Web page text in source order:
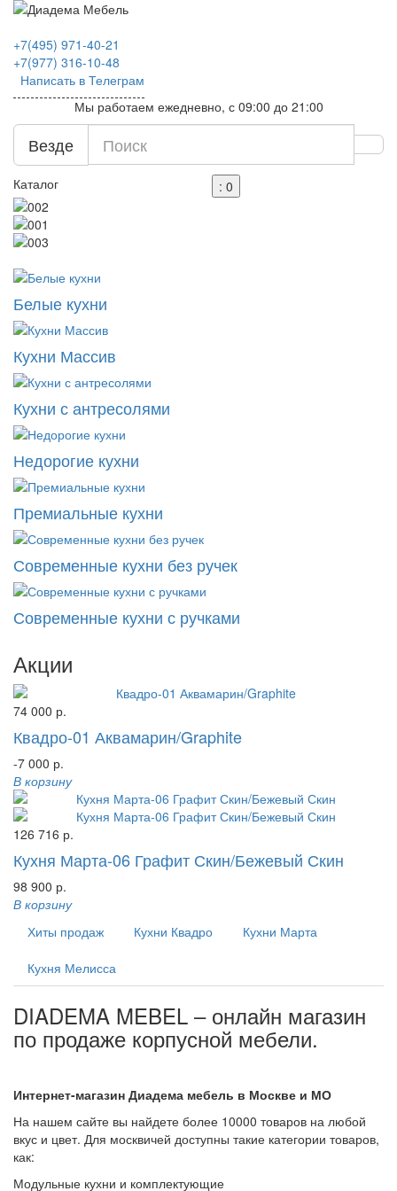
+7(495) 971-40-21
+7(977) 316-10-48
Написать в Телеграм
Мы работаем ежедневно, с 09:00 до 21:00
Везде
Каталог : 0
Белые кухни
Кухни Массив
Кухни с антресолями
Недорогие кухни
Премиальные кухни
Современные кухни без ручек
Современные кухни с ручками
Акции
74 000 р.
Квадро-01 Аквамарин/Graphite
-7 000 р.
В корзину
126 716 р.
Кухня Марта-06 Графит Скин/Бежевый Скин
98 900 р.
В корзину
Хиты продаж
Кухни Квадро Кухни Марта
Кухня Мелисса
DIADEMA MEBEL – онлайн магазин
по продаже корпусной мебели.
Интернет-магазин Диадема мебель в Москве и МО
На нашем сайте вы найдете более 10000 товаров на любой
вкус и цвет. Для москвичей доступны такие категории товаров,
как:
Модульные кухни и комплектующие